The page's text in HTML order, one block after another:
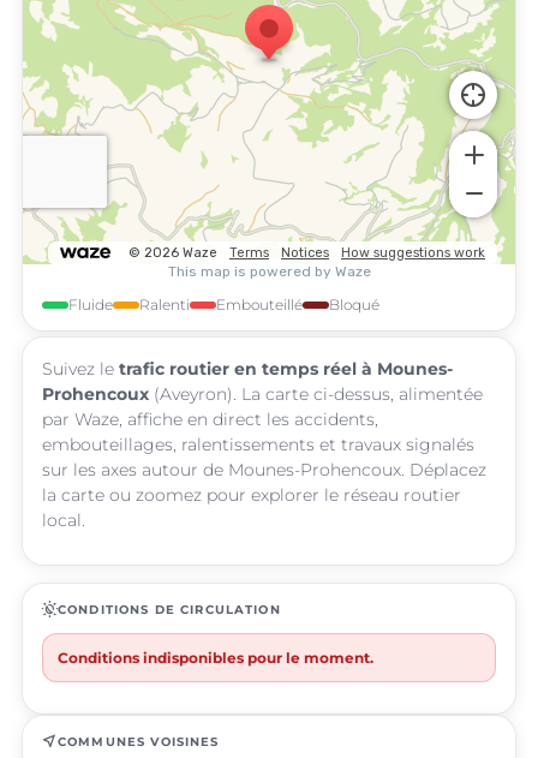
Fluide Ralenti Embouteillé Bloqué
Suivez le trafic routier en temps réel à Mounes-
Prohencoux (Aveyron). La carte ci-dessus, alimentée
par Waze, affiche en direct les accidents,
embouteillages, ralentissements et travaux signalés
sur les axes autour de Mounes-Prohencoux. Déplacez
la carte ou zoomez pour explorer le réseau routier
local.
routineCONDITIONS DE CIRCULATION
Conditions indisponibles pour le moment.
near_meCOMMUNES VOISINES